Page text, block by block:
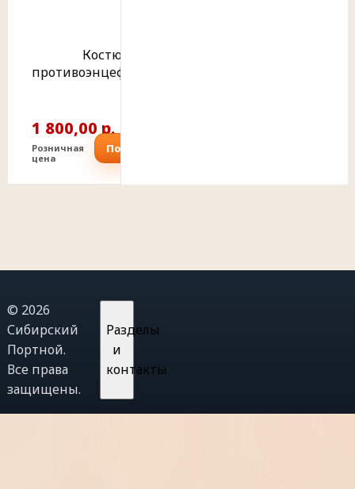
Костюм
противоэнцефалитный
1 800,00 р.
Розничная
цена
Подробнее
© 2026
Сибирский
Портной.
Все права
защищены.
Разделы
и
контакты